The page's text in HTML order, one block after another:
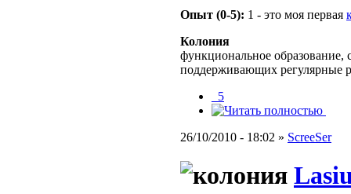
Опыт (0-5): 1 - это моя первая
Колония
функциональное образование,
поддерживающих регулярные
_5
26/10/2010 - 18:02 » ScreeSer